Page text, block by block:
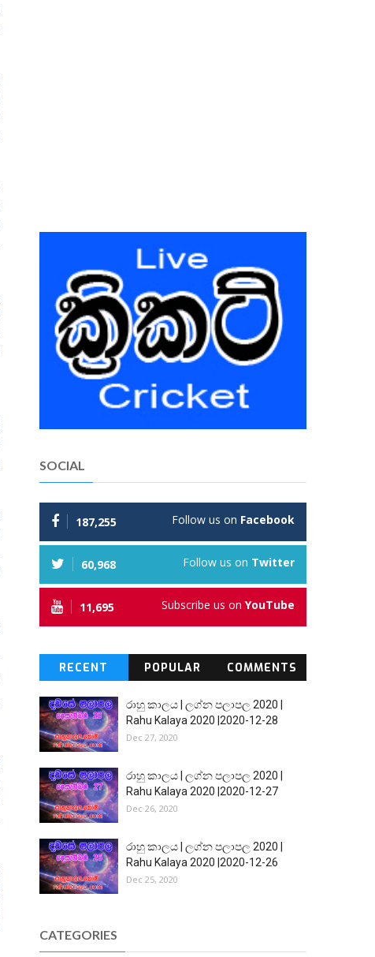
SOCIAL
187,255 Follow us on Facebook
60,968 Follow us on Twitter
11,695 Subscribe us on YouTube
RECENT POPULAR COMMENTS
රාහු කාලය | ලග්න පලාපල 2020 |
Rahu Kalaya 2020 |2020-12-28
Dec 27, 2020
රාහු කාලය | ලග්න පලාපල 2020 |
Rahu Kalaya 2020 |2020-12-27
Dec 26, 2020
රාහු කාලය | ලග්න පලාපල 2020 |
Rahu Kalaya 2020 |2020-12-26
Dec 25, 2020
CATEGORIES